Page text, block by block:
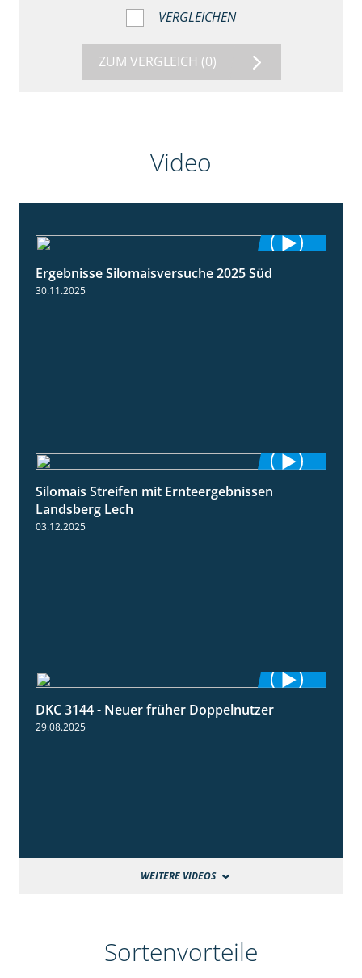
VERGLEICHEN
ZUM VERGLEICH (0)
Video
Ergebnisse Silomaisversuche 2025 Süd
30.11.2025
11:01
Silomais Streifen mit Ernteergebnissen
Landsberg Lech
03.12.2025
DKC 3144 - Neuer früher Doppelnutzer
29.08.2025
WEITERE VIDEOS
Sortenvorteile